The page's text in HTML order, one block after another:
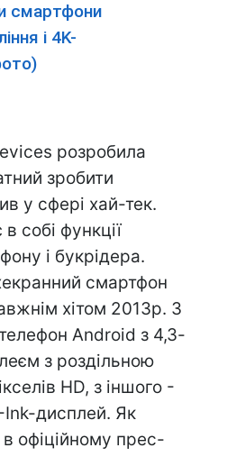
смартфони
і 4K-
розробила
зробити
у сфері хай-тек.
собі функції
і букрідера.
смартфон
хітом 2013р. З
Android з 4,3-
з роздільною
HD, з іншого -
дисплей. Як
офіційному прес-